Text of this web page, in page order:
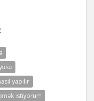
yapılır
istiyorum